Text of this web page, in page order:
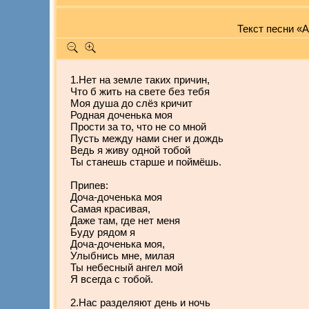
Текст песни
1.Нет на земле таких причин,
Что б жить на свете без тебя
Моя душа до слёз кричит
Родная доченька моя
Прости за то, что не со мной
Пусть между нами снег и дождь
Ведь я живу одной тобой
Ты станешь старше и поймёшь.
Припев:
Доча-доченька моя
Самая красивая,
Даже там, где нет меня
Буду рядом я
Доча-доченька моя,
Улыбнись мне, милая
Ты небесный ангел мой
Я всегда с тобой.
2.Нас разделяют день и ночь